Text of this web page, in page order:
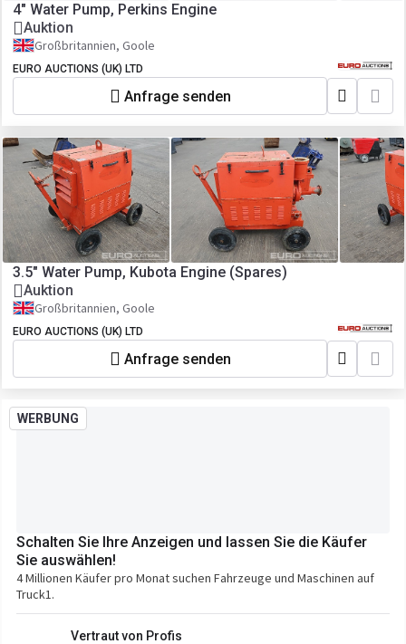
4" Water Pump, Perkins Engine
Auktion
Großbritannien, Goole
EURO AUCTIONS (UK) LTD
Anfrage senden
3.5" Water Pump, Kubota Engine (Spares)
Auktion
Großbritannien, Goole
EURO AUCTIONS (UK) LTD
Anfrage senden
WERBUNG
Schalten Sie Ihre Anzeigen und lassen Sie die Käufer
Sie auswählen!
4 Millionen Käufer pro Monat suchen Fahrzeuge und Maschinen auf
Truck1.
Vertraut von Profis